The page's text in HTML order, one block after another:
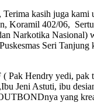
kasih juga kami
Koramil 402/06,
Narkotika Nasional)
Puskesmas Seri Tanjung
( Pak Hendry yedi, pak
Jeni Astuti, ibu
yang